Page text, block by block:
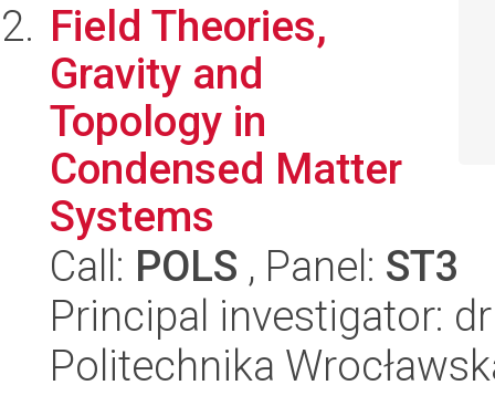
Field Theories,
Gravity and
Topology in
Condensed Matter
Systems
Call: POLS , Panel: ST3
Principal investigator:
Politechnika